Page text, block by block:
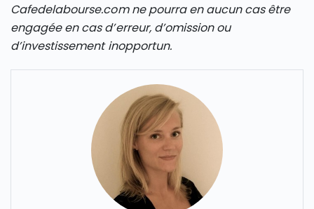
Cafedelabourse.com ne pourra en aucun cas être
engagée en cas d’erreur, d’omission ou
d’investissement inopportun.